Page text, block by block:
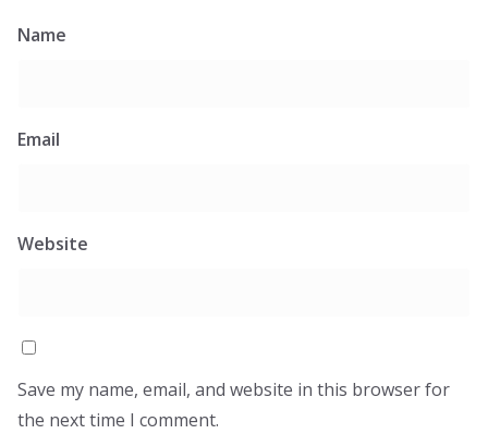
Name
Email
Website
Save my name, email, and website in this browser for
the next time I comment.